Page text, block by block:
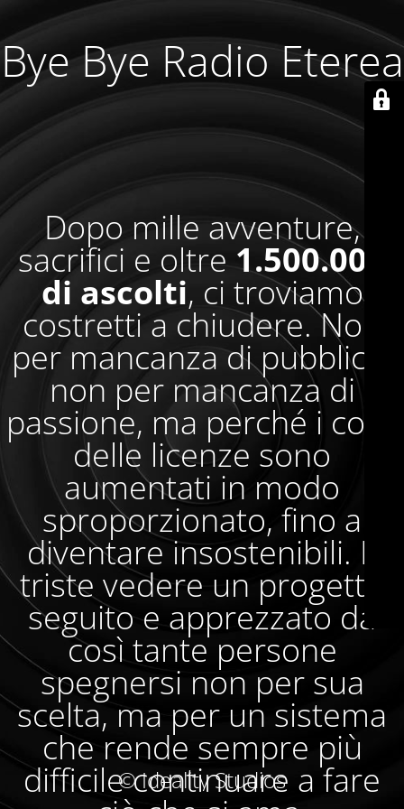
Bye Bye Radio Eterea
Dopo mille avventure,
sacrifici e oltre1.500.000
di ascolti, ci troviamo
costretti a chiudere. Non
per mancanza di pubblico,
non per mancanza di
passione, ma perché i costi
delle licenze sono
aumentati in modo
sproporzionato, fino a
diventare insostenibili. È
triste vedere un progetto
seguito e apprezzato da
così tante persone
spegnersi non per sua
scelta, ma per un sistema
che rende sempre più
difficile continuare a fare
© Ideality Studios